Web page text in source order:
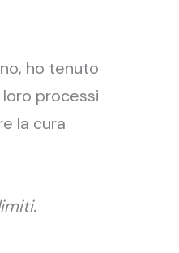
ho tenuto
processi
la cura